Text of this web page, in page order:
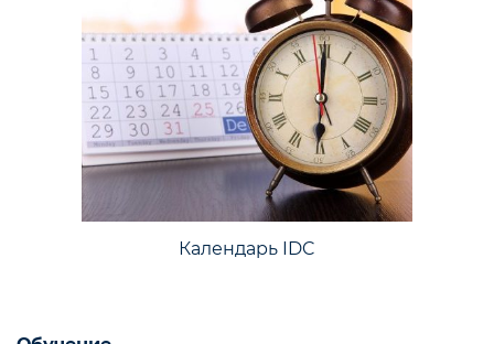
Календарь IDC